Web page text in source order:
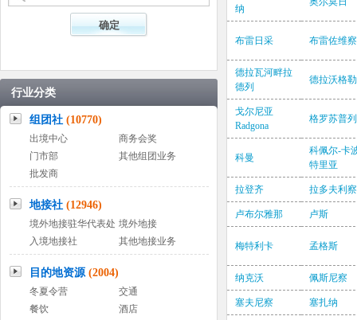
行业分类
组团社 (10770)
出境中心
商务会奖
门市部
其他组团业务
批发商
地接社 (12946)
境外地接驻华代表处 境外地接
入境地接社
其他地接业务
目的地资源 (2004)
冬夏令营
交通
餐饮
酒店
纳
布雷日采 布雷佐维察
德拉瓦河畔拉
德列
德拉沃格勒
戈尔尼亚
Radgona
格罗苏普列
科曼
科佩尔-卡
特里亚
拉登齐 拉多夫利察
卢布尔雅那 卢斯
梅特利卡 孟格斯
纳克沃 佩斯尼察
塞夫尼察 塞扎纳